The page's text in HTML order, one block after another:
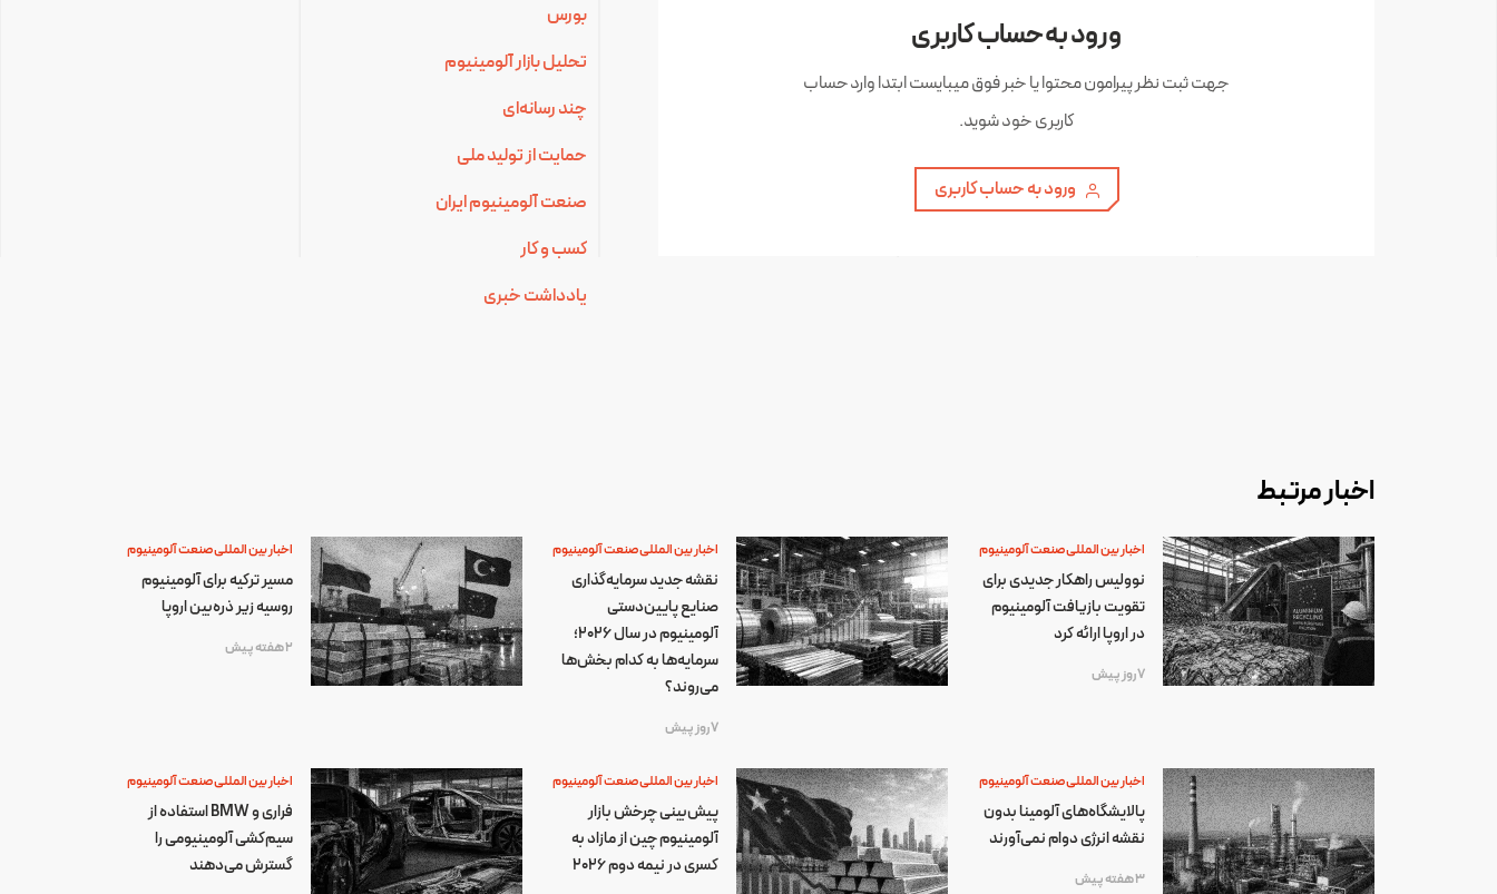
ورود به حساب کاربری
جهت ثبت نظر پیرامون محتوا یا خبر فوق میبایست ابتدا وارد حساب
کاربری خود شوید.
ورود به حساب کاربری
بورس
تحلیل بازار آلومینیوم
چند رسانه‌ای
حمایت از تولید ملی
صنعت آلومینیوم ایران
کسب و کار
یادداشت خبری
اخبار مرتبط
اخبار بین المللی صنعت آلومینیوم
نوولیس راهکار جدیدی برای
تقویت بازیافت آلومینیوم
در اروپا ارائه کرد
7 روز پیش
اخبار بین المللی صنعت آلومینیوم
نقشه جدید سرمایه‌گذاری
صنایع پایین‌دستی
آلومینیوم در سال ۲۰۲۶؛
سرمایه‌ها به کدام بخش‌ها
می‌روند؟
7 روز پیش
اخبار بین المللی صنعت آلومینیوم
مسیر ترکیه برای آلومینیوم
روسیه زیر ذره‌بین اروپا
2 هفته پیش
اخبار بین المللی صنعت آلومینیوم
پالایشگاه‌های آلومینا بدون
نقشه انرژی دوام نمی‌آورند
3 هفته پیش
اخبار بین المللی صنعت آلومینیوم
پیش‌بینی چرخش بازار
آلومینیوم چین از مازاد به
کسری در نیمه دوم ۲۰۲۶
اخبار بین المللی صنعت آلومینیوم
فراری و BMW استفاده از
سیم‌کشی آلومینیومی را
گسترش می‌دهند